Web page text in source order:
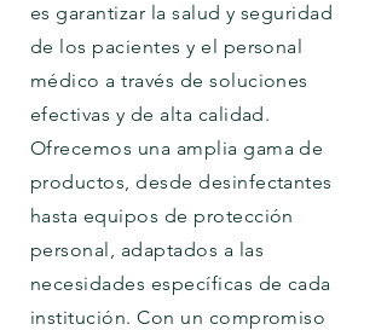
es garantizar la salud y seguridad
de los pacientes y el personal
médico a través de soluciones
efectivas y de alta calidad.
Ofrecemos una amplia gama de
productos, desde desinfectantes
hasta equipos de protección
personal, adaptados a las
necesidades específicas de cada
institución. Con un compromiso